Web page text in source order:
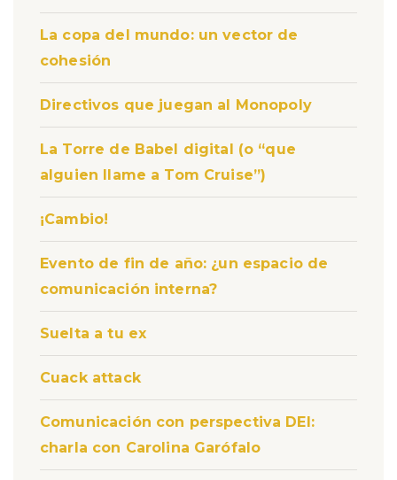
La copa del mundo: un vector de
cohesión
Directivos que juegan al Monopoly
La Torre de Babel digital (o “que
alguien llame a Tom Cruise”)
¡Cambio!
Evento de fin de año: ¿un espacio de
comunicación interna?
Suelta a tu ex
Cuack attack
Comunicación con perspectiva DEI:
charla con Carolina Garófalo